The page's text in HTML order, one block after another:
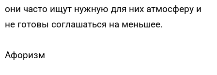
они часто ищут нужную для них атмосферу и
не готовы соглашаться на меньшее.
Афоризм